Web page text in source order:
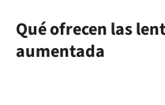
Qué ofrecen las
aumentada